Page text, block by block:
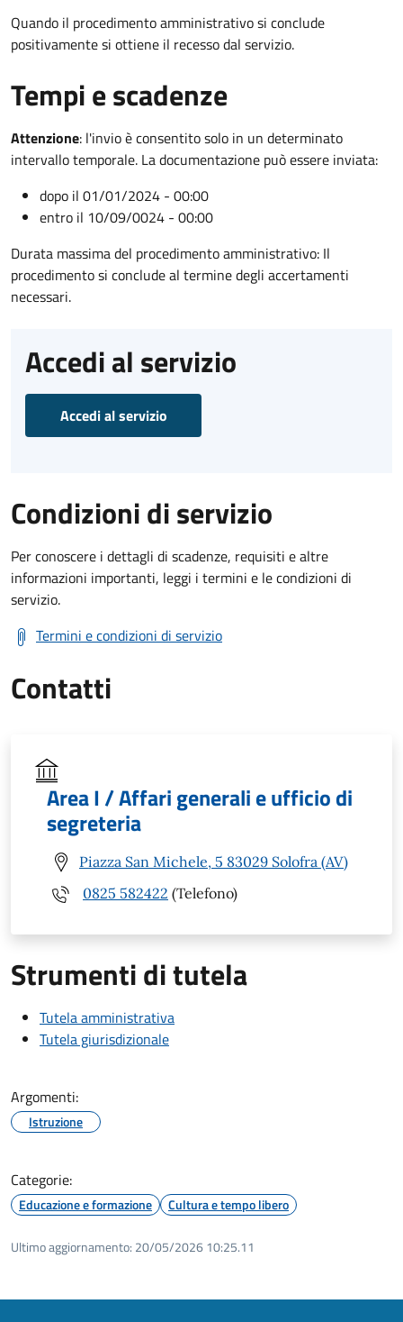
Quando il procedimento amministrativo si conclude
positivamente si ottiene il recesso dal servizio.
Tempi e scadenze
Attenzione: l'invio è consentito solo in un determinato
intervallo temporale. La documentazione può essere inviata:
dopo il 01/01/2024 - 00:00
entro il 10/09/0024 - 00:00
Durata massima del procedimento amministrativo: Il
procedimento si conclude al termine degli accertamenti
necessari.
Accedi al servizio
Accedi al servizio
Condizioni di servizio
Per conoscere i dettagli di scadenze, requisiti e altre
informazioni importanti, leggi i termini e le condizioni di
servizio.
Termini e condizioni di servizio
Contatti
Area I / Affari generali e ufficio di
segreteria
Piazza San Michele, 5 83029 Solofra (AV)
0825 582422 (Telefono)
Strumenti di tutela
Tutela amministrativa
Tutela giurisdizionale
Argomenti:
Istruzione
Categorie:
Educazione e formazione Cultura e tempo libero
Ultimo aggiornamento: 20/05/2026 10:25.11